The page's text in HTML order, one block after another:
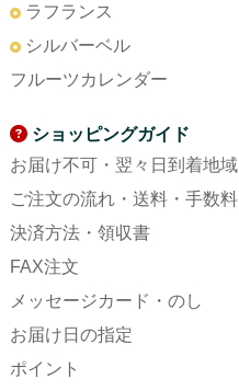
ラフランス
シルバーベル
フルーツカレンダー
ショッピングガイド
お届け不可・翌々日到着地域
ご注文の流れ・送料・手数料
決済方法・領収書
FAX注文
メッセージカード・のし
お届け日の指定
ポイント